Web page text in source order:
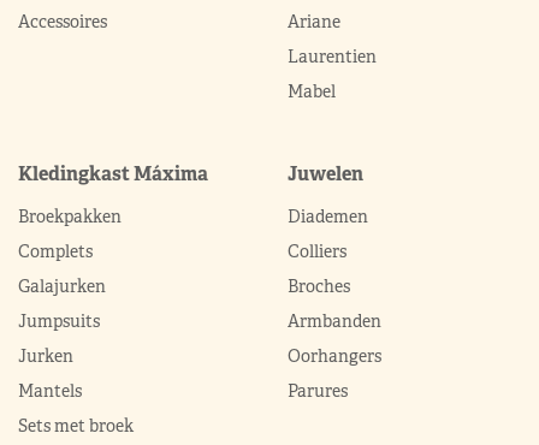
Accessoires
Ariane
Laurentien
Mabel
Kledingkast Máxima
Broekpakken
Complets
Galajurken
Jumpsuits
Jurken
Mantels
Sets met broek
Juwelen
Diademen
Colliers
Broches
Armbanden
Oorhangers
Parures